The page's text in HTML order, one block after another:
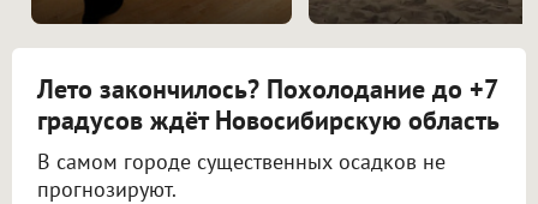
Лето закончилось? Похолодание до +7
градусов ждёт Новосибирскую область
В самом городе существенных осадков не
прогнозируют.